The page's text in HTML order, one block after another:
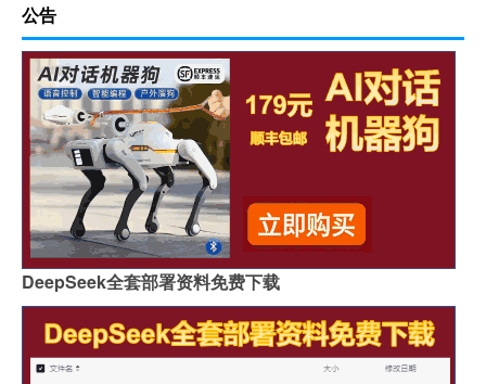
公告
DeepSeek全套部署资料免费下载